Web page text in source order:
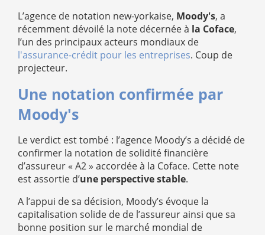
L’agence de notation new-yorkaise, Moody's, a
récemment dévoilé la note décernée à la Coface,
l’un des principaux acteurs mondiaux de
l'assurance-crédit pour les entreprises. Coup de
projecteur.
Une notation confirmée par
Moody's
Le verdict est tombé : l’agence Moody’s a décidé de
confirmer la notation de solidité financière
d’assureur « A2 » accordée à la Coface. Cette note
est assortie d’une perspective stable.
A l’appui de sa décision, Moody’s évoque la
capitalisation solide de de l’assureur ainsi que sa
bonne position sur le marché mondial de